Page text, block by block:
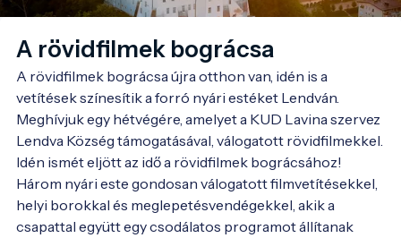
A rövidfilmek bográcsa
A rövidfilmek bográcsa újra otthon van, idén is a
vetítések színesítik a forró nyári estéket Lendván.
Meghívjuk egy hétvégére, amelyet a KUD Lavina szervez
Lendva Község támogatásával, válogatott rövidfilmekkel.
Idén ismét eljött az idő a rövidfilmek bográcsához!
Három nyári este gondosan válogatott filmvetítésekkel,
helyi borokkal és meglepetésvendégekkel, akik a
csapattal együtt egy csodálatos programot állítanak